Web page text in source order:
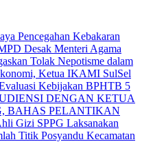
Pencegahan Kebakaran
Desak Menteri Agama
Tolak Nepotisme dalam
Ketua IKAMI SulSel
Kebijakan BPHTB 5
DENGAN KETUA
BAHAS PELANTIKAN
Gizi SPPG Laksanakan
Titik Posyandu Kecamatan